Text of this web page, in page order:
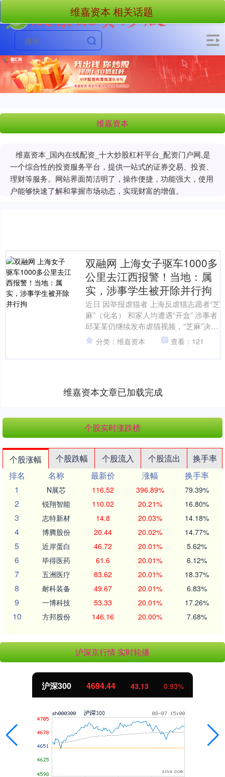
维嘉资本
维嘉资本_国内在线配资_十大炒股杠杆平台_配资门户网,是
一个综合性的投资服务平台，提供一站式的证券交易、投资、
理财等服务。网站界面简洁明了，操作便捷，功能强大，使用
户能够快速了解和掌握市场动态，实现财富的增值。
维嘉资本 相关话题
双融网 上海女子驱车1000多
公里去江西报警！当地：属
实，涉事学生被开除并行拘
近日 因举报虐猫者 上海反虐猫志愿者“芝
麻”（化名） 和家人均遭遇“开盒” 涉事者
邱某某仍继续发布虐猫视频，“芝麻”决定
驱车到邱某某所在地江西赣州报警。 5月
1....
分类：维嘉资本 查看：121
维嘉资本文章已加载完成
个股实时涨跌榜
个股涨幅 个股跌幅 个股流入 个股流出
换手率
排名
名称 最新价 涨幅
换手率
1
N展芯 116.52 396.89% 79.39%
2 锐翔智能 110.02 20.21% 16.80%
3 志特新材 14.8 20.03% 14.18%
4 博腾股份 20.44 20.02% 14.77%
5 近岸蛋白 46.72 20.01% 5.62%
6 毕得医药 61.6 20.01% 6.12%
7 五洲医疗 83.62 20.01% 18.37%
8 耐科装备 49.67 20.01% 6.83%
9 一博科技 53.33 20.01% 17.26%
10 方邦股份 146.16 20.00% 7.68%
沪深京行情 实时轮播
沪深300 4694.44 43.13 0.93%